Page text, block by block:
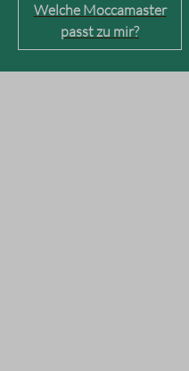
Welche Moccamaster
passt zu mir?